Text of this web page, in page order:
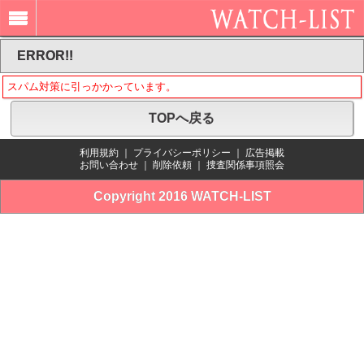
ERROR!!
スパム対策に引っかかっています。
TOPへ戻る
利用規約 プライバシーポリシー
広告掲載
お問い合わせ
削除依頼 捜査関係事項照会
Copyright 2016 WATCH-LIST